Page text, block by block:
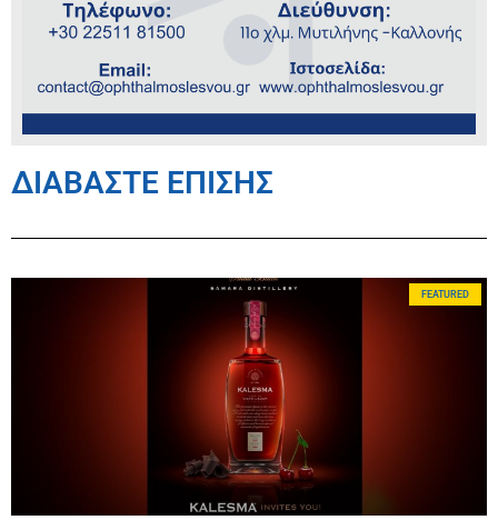
ΔΙΑΒΑΣΤΕ ΕΠΙΣΗΣ
FEATURED